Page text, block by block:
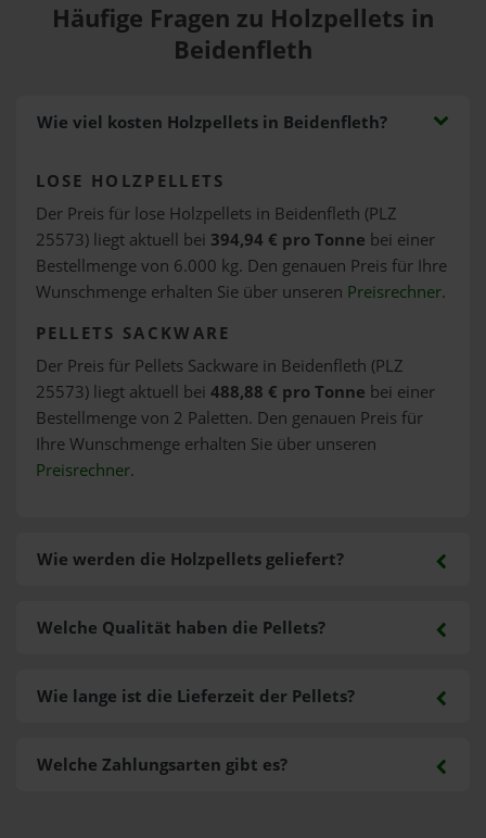
Häufige Fragen zu Holzpellets in
Beidenfleth
Wie viel kosten Holzpellets in Beidenfleth?
LOSE HOLZPELLETS
Der Preis für lose Holzpellets in Beidenfleth (PLZ
25573) liegt aktuell bei 394,94 € pro Tonne bei einer
Bestellmenge von 6.000 kg. Den genauen Preis für Ihre
Wunschmenge erhalten Sie über unseren Preisrechner.
PELLETS SACKWARE
Der Preis für Pellets Sackware in Beidenfleth (PLZ
25573) liegt aktuell bei 488,88 € pro Tonne bei einer
Bestellmenge von 2 Paletten. Den genauen Preis für
Ihre Wunschmenge erhalten Sie über unseren
Preisrechner.
Wie werden die Holzpellets geliefert?
Welche Zahlungsarten gibt es?
Welche Qualität haben die Pellets?
Wie lange ist die Lieferzeit der Pellets?